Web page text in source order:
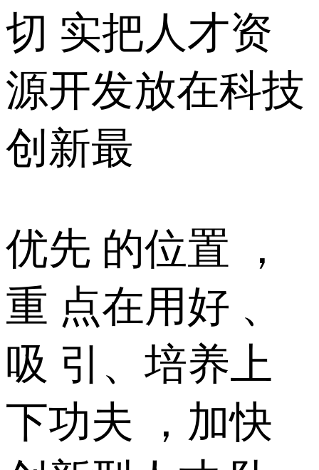
切 实把人才资
源开发放在科技
创新最
优先 的位置 ，
重 点在用好 、
吸 引、培养上
下功夫 ，加快